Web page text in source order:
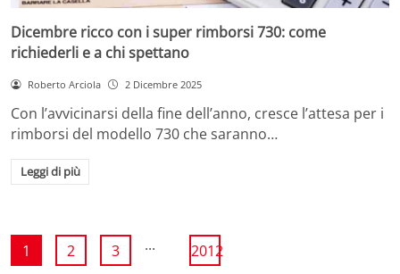
Dicembre ricco con i super rimborsi 730: come
richiederli e a chi spettano
Roberto Arciola 2 Dicembre 2025
Con l’avvicinarsi della fine dell’anno, cresce l’attesa per i
rimborsi del modello 730 che saranno…
Leggi di più
1 2 3 ... 2012